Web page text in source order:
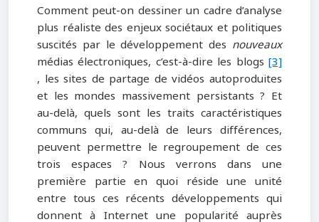
Comment peut-on dessiner un cadre d’analyse
plus réaliste des enjeux sociétaux et politiques
suscités par le développement des nouveaux
médias électroniques, c’est-à-dire les blogs [3]
, les sites de partage de vidéos autoproduites
et les mondes massivement persistants ? Et
au-delà, quels sont les traits caractéristiques
communs qui, au-delà de leurs différences,
peuvent permettre le regroupement de ces
trois espaces ? Nous verrons dans une
première partie en quoi réside une unité
entre tous ces récents développements qui
donnent à Internet une popularité auprès